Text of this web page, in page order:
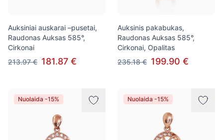
Auksiniai auskarai –pusetai,
Raudonas Auksas 585°,
Cirkonai
213.97 € 181.87 €
Auksinis pakabukas,
Raudonas Auksas 585°,
Cirkonai, Opalitas
235.18 € 199.90 €
Nuolaida -15% Nuolaida -15%